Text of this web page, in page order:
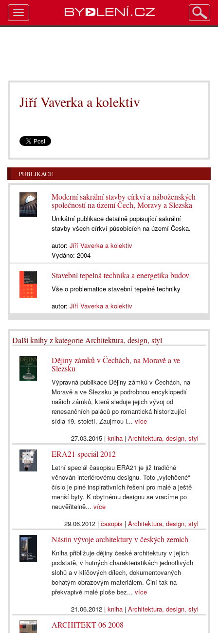
Jiří Vaverka a kolektiv
PUBLIKACE
Moderní sakrální stavby církví a náboženských
společností na území Čech, Moravy a Slezska
Unikátní publikace detailně popisující sakrální
stavby všech církví působících na území Česka.
autor: Jiří Vaverka a kolektiv
Vydáno: 2004
Stavební tepelná technika a energetika budov
Vše o problematice stavební tepelné techniky
autor: Jiří Vaverka a kolektiv
Další knihy z kategorie Architektura, design, styl
Dějiny zámků v Čechách, na Moravě a ve
Slezsku
Výpravná publikace Dějiny zámků v Čechách, na
Moravě a ve Slezsku je podrobnou encyklopedií
našich zámků, která sleduje jejich vývoj od
renesančních paláců po romantická historizující
sídla 19. století. Zaujmou i...více
27.03.2015| kniha| Architektura, design, styl
ERA21 speciál 2012
Letní speciál časopisu ERA21 je již tradičně
věnován interiérovému designu. Toto „vylehčené“
číslo je plné inspirativních řešení pro malé a ještě
menší byty. K obytnému designu se vracíme po
neuvěřitelně...více
29.06.2012| časopis | Architektura, design, styl
Nástin vývoje architektury v českých zemích
Kniha přibližuje dějiny české architektury v jejich
podstatě, v hutných charakteristikách jednotlivých
slohů a v klíčových dílech, dokumentovaných
bohatým obrazovým materiálem. Činí tak na
překvapivě malé ploše bez...více
21.06.2012| kniha| Architektura, design, styl
ARCHITEKT 06 2008
Toggle
navigation